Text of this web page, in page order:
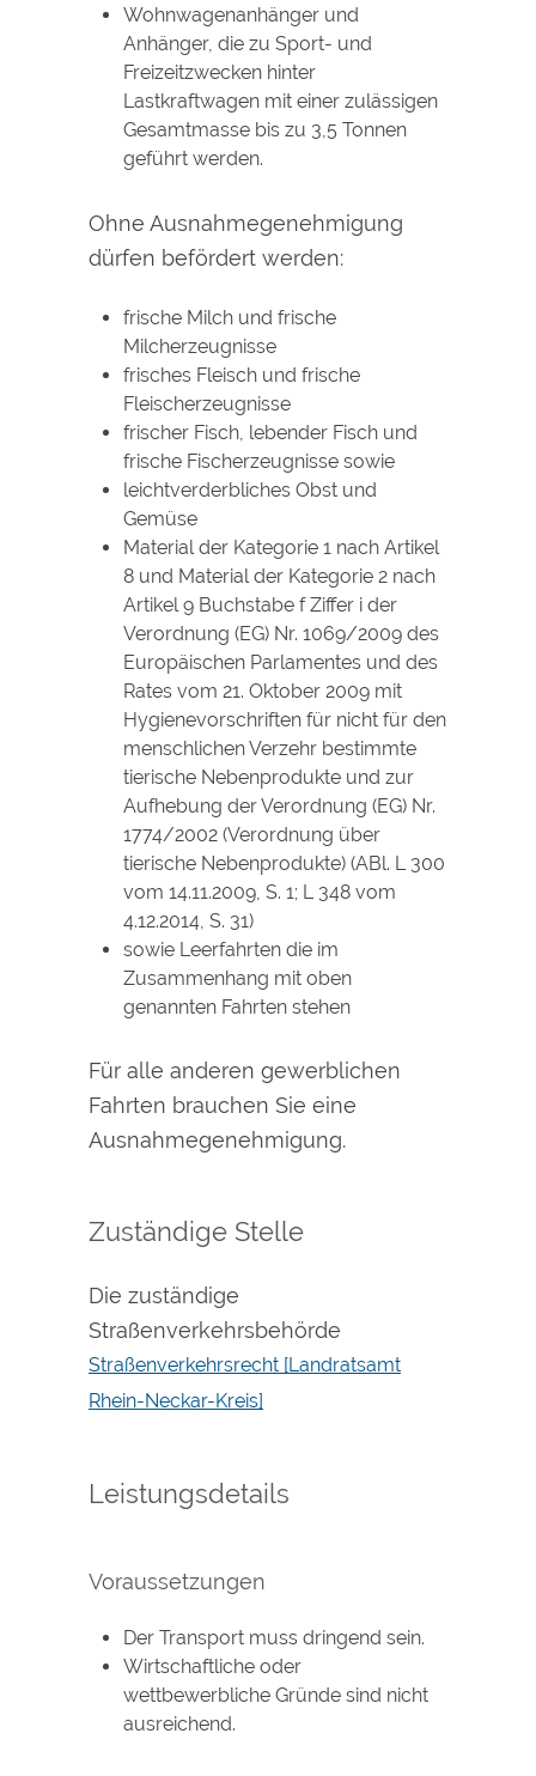
Wohnwagenanhänger und
Anhänger, die zu Sport- und
Freizeitzwecken hinter
Lastkraftwagen mit einer zulässigen
Gesamtmasse bis zu 3,5 Tonnen
geführt werden.
Ohne Ausnahmegenehmigung
dürfen befördert werden:
frische Milch und frische
Milcherzeugnisse
frisches Fleisch und frische
Fleischerzeugnisse
frischer Fisch, lebender Fisch und
frische Fischerzeugnisse sowie
leichtverderbliches Obst und
Gemüse
Material der Kategorie 1 nach Artikel
8 und Material der Kategorie 2 nach
Artikel 9 Buchstabe f Ziffer i der
Verordnung (EG) Nr. 1069/2009 des
Europäischen Parlamentes und des
Rates vom 21. Oktober 2009 mit
Hygienevorschriften für nicht für den
menschlichen Verzehr bestimmte
tierische Nebenprodukte und zur
Aufhebung der Verordnung (EG) Nr.
1774/2002 (Verordnung über
tierische Nebenprodukte) (ABl. L 300
vom 14.11.2009, S. 1; L 348 vom
4.12.2014, S. 31)
sowie Leerfahrten die im
Zusammenhang mit oben
genannten Fahrten stehen
Für alle anderen gewerblichen
Fahrten brauchen Sie eine
Ausnahmegenehmigung.
Zuständige Stelle
Die zuständige
Straßenverkehrsbehörde
Straßenverkehrsrecht [Landratsamt
Rhein-Neckar-Kreis]
Leistungsdetails
Voraussetzungen
Der Transport muss dringend sein.
Wirtschaftliche oder
wettbewerbliche Gründe sind nicht
ausreichend.